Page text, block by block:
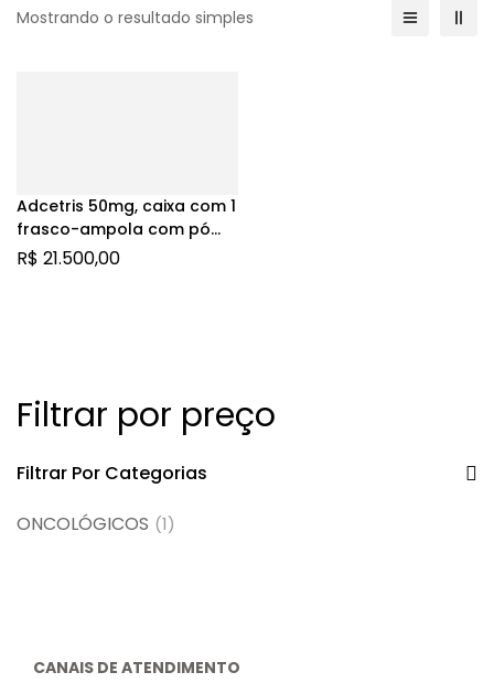
Filtrar por preço
Filtrar Por Categorias
ONCOLÓGICOS (1)
Mostrando o resultado simples
Adcetris 50mg, caixa com 1
frasco-ampola com pó
para solução de uso
R$ 21.500,00
CANAIS DE ATENDIMENTO